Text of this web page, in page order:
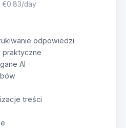
€0.83/day
odpowiedzi
praktyczne
AI
treści